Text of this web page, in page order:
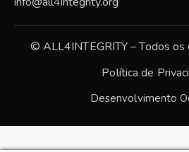
© ALL4INTEGRITY – Todos os
Política de
Desenvolvimento